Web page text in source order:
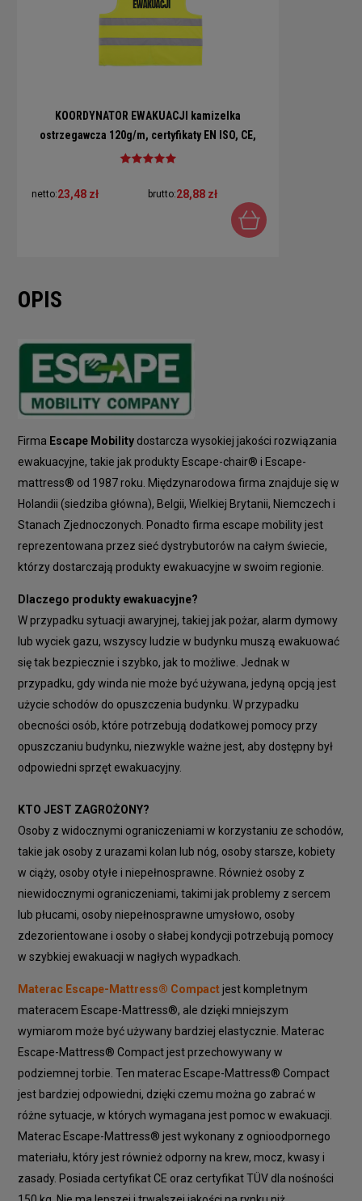
KOORDYNATOR EWAKUACJI kamizelka
ostrzegawcza 120g/m, certyfikaty EN ISO, CE,
TUV
netto:23,48 zł brutto:28,88 zł
OPIS
Firma Escape Mobility dostarcza wysokiej jakości rozwiązania
ewakuacyjne, takie jak produkty Escape-chair® i Escape-
mattress® od 1987 roku. Międzynarodowa firma znajduje się w
Holandii (siedziba główna), Belgii, Wielkiej Brytanii, Niemczech i
Stanach Zjednoczonych. Ponadto firma escape mobility jest
reprezentowana przez sieć dystrybutorów na całym świecie,
którzy dostarczają produkty ewakuacyjne w swoim regionie.
Dlaczego produkty ewakuacyjne?
W przypadku sytuacji awaryjnej, takiej jak pożar, alarm dymowy
lub wyciek gazu, wszyscy ludzie w budynku muszą ewakuować
się tak bezpiecznie i szybko, jak to możliwe. Jednak w
przypadku, gdy winda nie może być używana, jedyną opcją jest
użycie schodów do opuszczenia budynku. W przypadku
obecności osób, które potrzebują dodatkowej pomocy przy
opuszczaniu budynku, niezwykle ważne jest, aby dostępny był
odpowiedni sprzęt ewakuacyjny.
KTO JEST ZAGROŻONY?
Osoby z widocznymi ograniczeniami w korzystaniu ze schodów,
takie jak osoby z urazami kolan lub nóg, osoby starsze, kobiety
w ciąży, osoby otyłe i niepełnosprawne. Również osoby z
niewidocznymi ograniczeniami, takimi jak problemy z sercem
lub płucami, osoby niepełnosprawne umysłowo, osoby
zdezorientowane i osoby o słabej kondycji potrzebują pomocy
w szybkiej ewakuacji w nagłych wypadkach.
Materac Escape-Mattress® Compactjest kompletnym
materacem Escape-Mattress®, ale dzięki mniejszym
wymiarom może być używany bardziej elastycznie. Materac
Escape-Mattress® Compact jest przechowywany w
podziemnej torbie. Ten materac Escape-Mattress® Compact
jest bardziej odpowiedni, dzięki czemu można go zabrać w
różne sytuacje, w których wymagana jest pomoc w ewakuacji.
Materac Escape-Mattress® jest wykonany z ognioodpornego
materiału, który jest również odporny na krew, mocz, kwasy i
zasady. Posiada certyfikat CE oraz certyfikat TÜV dla nośności